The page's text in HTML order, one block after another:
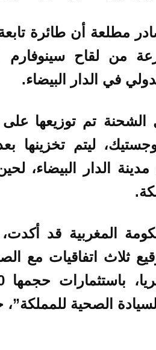
مطلعة أن طائرة
من لقاح
في الدار البيضاء.
ليتم تخزينها
مدينة الدار البيضاء،
المغربية قد
ثلاث اتفاقيات مع
الصحية